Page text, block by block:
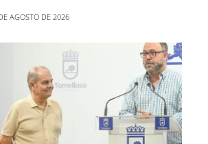
AGOSTO DE 2026